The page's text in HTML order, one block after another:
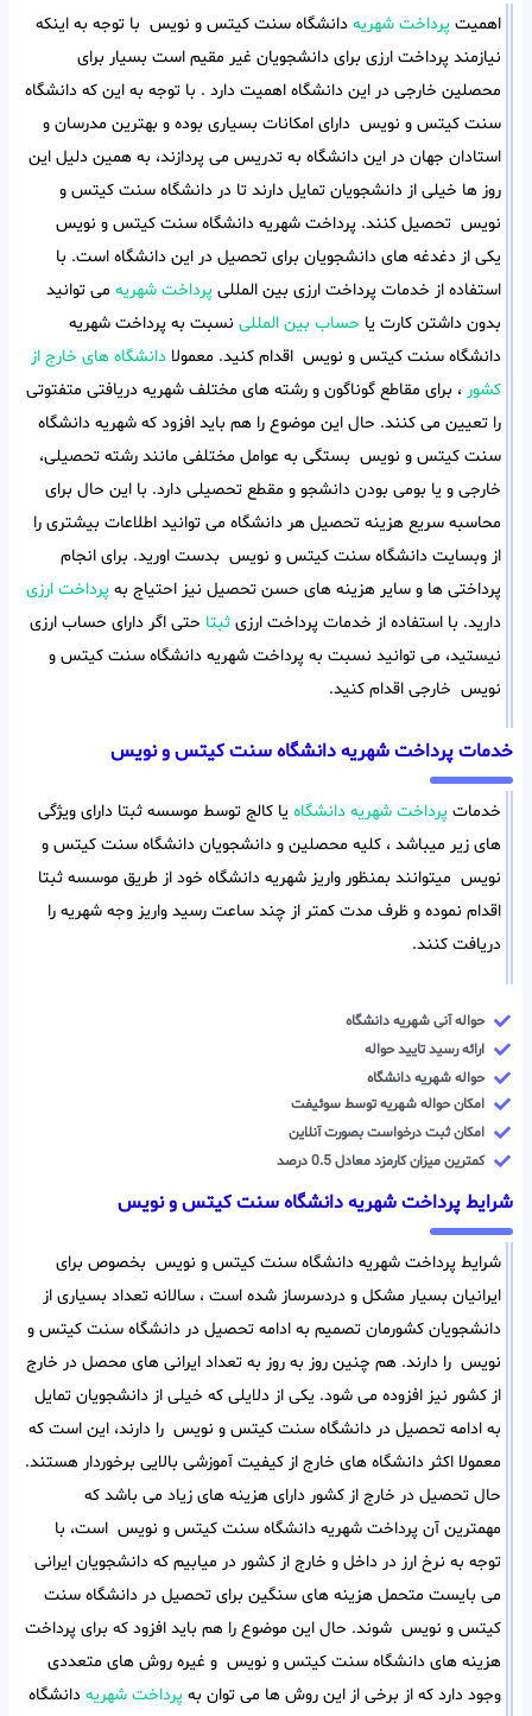
اهمیت پرداخت شهریه دانشگاه سنت کیتس و نویس با توجه به اینکه
نیازمند پرداخت ارزی برای دانشجویان غیر مقیم است بسیار برای
محصلین خارجی در این دانشگاه اهمیت دارد . با توجه به این که دانشگاه
سنت کیتس و نویس دارای امکانات بسیاری بوده و بهترین مدرسان و
استادان جهان در این دانشگاه به تدریس می پردازند، به همین دلیل این
روز ها خیلی از دانشجویان تمایل دارند تا در دانشگاه سنت کیتس و
نویس تحصیل کنند. پرداخت شهریه دانشگاه سنت کیتس و نویس
یکی از دغدغه های دانشجویان برای تحصیل در این دانشگاه است. با
استفاده از خدمات پرداخت ارزی بین المللی پرداخت شهریه می توانید
بدون داشتن کارت یا حساب بین المللی نسبت به پرداخت شهریه
دانشگاه سنت کیتس و نویس اقدام کنید. معمولا دانشگاه های خارج از
کشور ، برای مقاطع گوناگون و رشته های مختلف شهریه دریافتی متفتوتی
را تعیین می کنند. حال این موضوع را هم باید افزود که شهریه دانشگاه
سنت کیتس و نویس بستگی به عوامل مختلفی مانند رشته تحصیلی،
خارجی و یا بومی بودن دانشجو و مقطع تحصیلی دارد. با این حال برای
محاسبه سریع هزینه تحصیل هر دانشگاه می توانید اطلاعات بیشتری را
از وبسایت دانشگاه سنت کیتس و نویس بدست اورید. برای انجام
پرداختی ها و سایر هزینه های حسن تحصیل نیز احتیاج به پرداخت ارزی
دارید. با استفاده از خدمات پرداخت ارزی ثبتا حتی اگر دارای حساب ارزی
نیستید، می توانید نسبت به پرداخت شهریه دانشگاه سنت کیتس و
نویس خارجی اقدام کنید.
خدمات پرداخت شهریه دانشگاه سنت کیتس و نویس
خدمات پرداخت شهریه دانشگاه یا کالج توسط موسسه ثبتا دارای ویژگی
های زیر میباشد ، کلیه محصلین و دانشجویان دانشگاه سنت کیتس و
نویس میتوانند بمنظور واریز شهریه دانشگاه خود از طریق موسسه ثبتا
اقدام نموده و ظرف مدت کمتر از چند ساعت رسید واریز وجه شهریه را
دریافت کنند.
حواله آنی شهریه دانشگاه
ارائه رسید تایید حواله
حواله شهریه دانشگاه
امکان حواله شهریه توسط سوئیفت
امکان ثبت درخواست بصورت آنلاین
کمترین میزان کارمزد معادل 0.5 درصد
شرایط پرداخت شهریه دانشگاه سنت کیتس و نویس
شرایط پرداخت شهریه دانشگاه سنت کیتس و نویس بخصوص برای
ایرانیان بسیار مشکل و دردسرساز شده است ، سالانه تعداد بسیاری از
دانشجویان کشورمان تصمیم به ادامه تحصیل در دانشگاه سنت کیتس و
نویس را دارند. هم چنین روز به روز به تعداد ایرانی های محصل در خارج
از کشور نیز افزوده می شود. یکی از دلایلی که خیلی از دانشجویان تمایل
به ادامه تحصیل در دانشگاه سنت کیتس و نویس را دارند، این است که
معمولا اکثر دانشگاه های خارج از کیفیت آموزشی بالایی برخوردار هستند.
حال تحصیل در خارج از کشور دارای هزینه های زیاد می باشد که
مهمترین آن پرداخت شهریه دانشگاه سنت کیتس و نویس است، با
توجه به نرخ ارز در داخل و خارج از کشور در میابیم که دانشجویان ایرانی
می بایست متحمل هزینه های سنگین برای تحصیل در دانشگاه سنت
کیتس و نویس شوند. حال این موضوع را هم باید افزود که برای پرداخت
هزینه های دانشگاه سنت کیتس و نویس و غیره روش های متعددی
وجود دارد که از برخی از این روش ها می توان به پرداخت شهریه دانشگاه